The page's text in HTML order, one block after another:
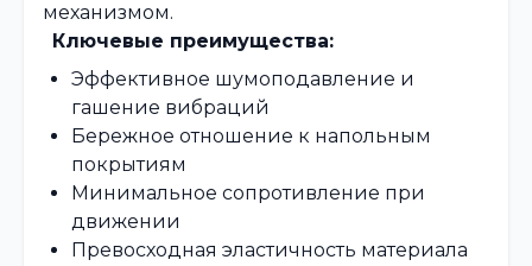
механизмом.
Ключевые преимущества:
Эффективное шумоподавление и
гашение вибраций
Бережное отношение к напольным
покрытиям
Минимальное сопротивление при
движении
Превосходная эластичность материала